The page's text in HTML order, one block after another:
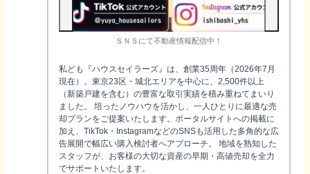
ＳＮＳにて不動産情報配信中！
私ども『ハウスセイラーズ』は、創業35周年（2026年7月
現在）。東京23区・城北エリアを中心に、2,500件以上
（新築戸建を含む）の豊富な取引実績を積み重ねてまいり
ました。 培ったノウハウを活かし、一人ひとりに最適な売
却プランをご提案いたします。ポータルサイトへの掲載に
加え、TikTok・InstagramなどのSNSも活用した多角的な広
告展開で幅広い購入検討者へアプローチ。 地域を熟知した
スタッフが、お客様の大切な資産の早期・高値売却を全力
でサポートいたします。